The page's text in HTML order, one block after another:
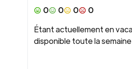
0
0 0
0
Étant actuellement en
disponible toute la